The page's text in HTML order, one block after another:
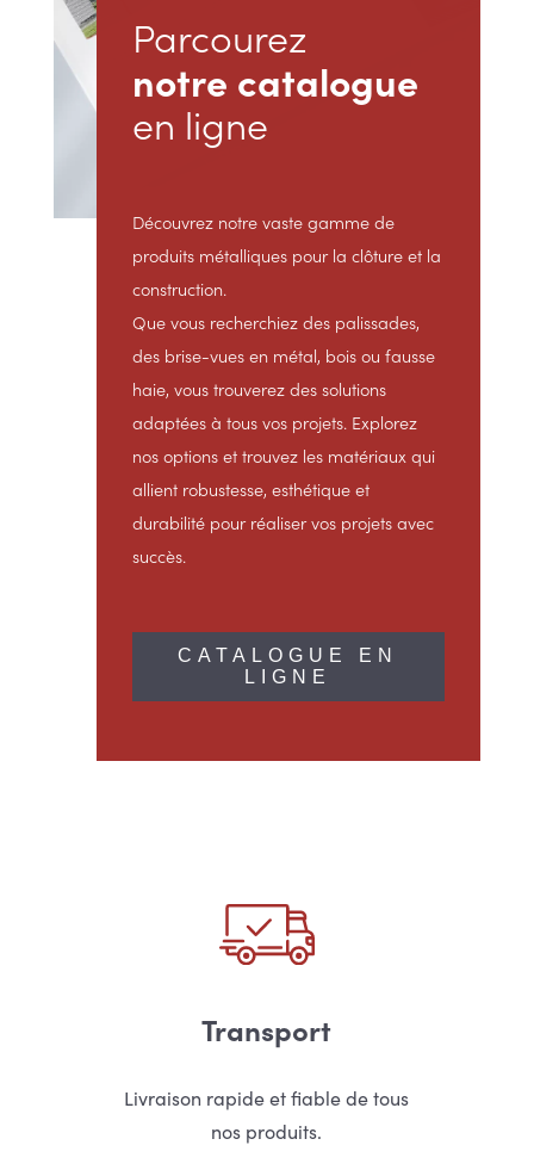
Parcourez
notre catalogue
en ligne
Découvrez notre vaste gamme de
produits métalliques pour la clôture et la
construction.
Que vous recherchiez des palissades,
des brise-vues en métal, bois ou fausse
haie, vous trouverez des solutions
adaptées à tous vos projets. Explorez
nos options et trouvez les matériaux qui
allient robustesse, esthétique et
durabilité pour réaliser vos projets avec
succès.
CATALOGUE EN
LIGNE
Transport
Livraison rapide et fiable de tous
nos produits.